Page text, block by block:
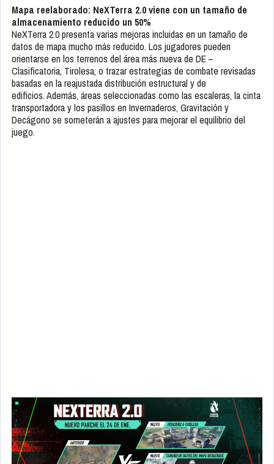
Mapa reelaborado: NeXTerra 2.0 viene con un tamaño de
almacenamiento reducido un 50%
NeXTerra 2.0 presenta varias mejoras incluidas en un tamaño de
datos de mapa mucho más reducido. Los jugadores pueden
orientarse en los terrenos del área más nueva de DE –
Clasificatoria, Tirolesa, o trazar estrategias de combate revisadas
basadas en la reajustada distribución estructural y de
edificios. Además, áreas seleccionadas como las escaleras, la cinta
transportadora y los pasillos en Invernaderos, Gravitación y
Decágono se someterán a ajustes para mejorar el equilibrio del
juego.